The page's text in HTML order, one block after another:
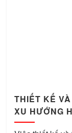
THIẾT KẾ
XU HƯỚNG